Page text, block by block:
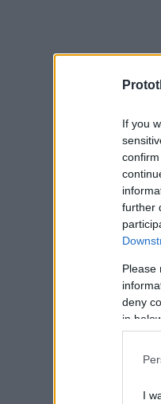
If you
further
Please
deny
in
I